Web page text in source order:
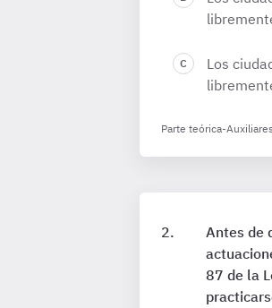
Los
Parte teórica-
Antes de
87 de la